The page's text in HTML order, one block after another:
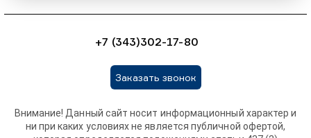
+7 (343)302-17-80
Заказать звонок
Внимание! Данный сайт носит информационный характер и
ни при каких условиях не является публичной офертой,